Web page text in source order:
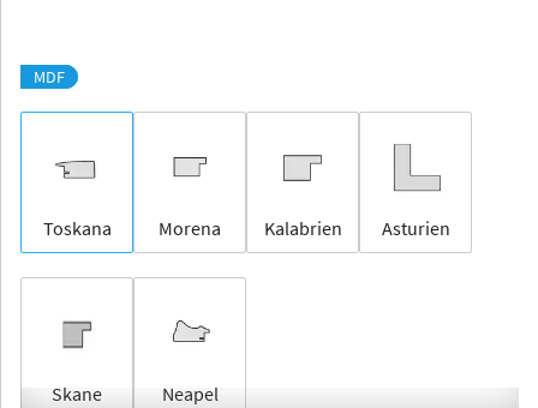
MDF
Toskana Morena Kalabrien Asturien
Skane Neapel